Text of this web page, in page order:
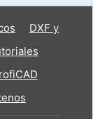
DXF y